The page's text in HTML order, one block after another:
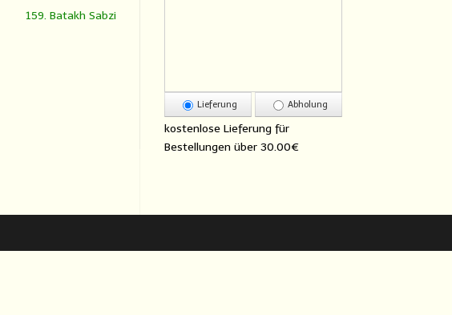
159. Batakh Sabzi
Lieferung Abholung
kostenlose Lieferung für
Bestellungen über 30.00€